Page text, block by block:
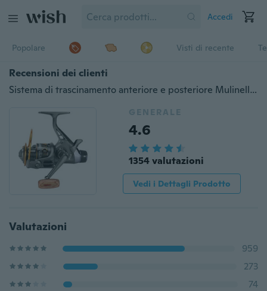
Accedi
Popolare Visti di recente
Recensioni dei clienti
Sistema di trascinamento anteriore e posteriore Mulinello da spinning d'acqua dolce per mulinello da pesca alla carpa Linea da metallo Mulinello da pesca Carretilha Pesca
GENERALE
4.6
1354 valutazioni
Vedi i Dettagli Prodotto
Valutazioni
959
273
74